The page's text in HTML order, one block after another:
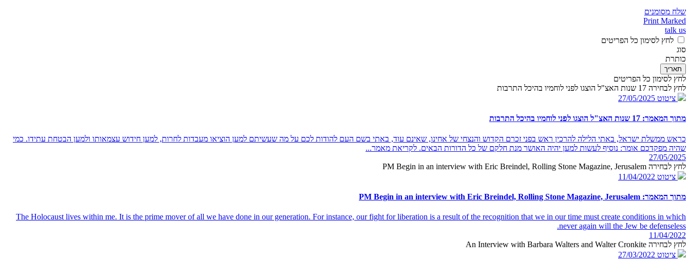
שלח מסומנים
Print Marked
talk us
לחץ לסימון כל הפריטים
סוג
כותרת
תאריך
לחץ לסימון כל הפריטים
לחץ לבחירה 17 שנות האצ"ל הוצגו לפני לוחמיו בהיכל התרבות
ציטוט 27/05/2025
מתוך המאמר: 17 שנות האצ"ל הוצגו לפני לוחמיו בהיכל התרבות
כראש ממשלת ישראל, באתי הלילה להרכין ראש בפני זכרם הקדוש והנצחי של אחינו, שאינם עוד, באתי בשם העם להודות לכם על מה שעשיתם למען הוציאו מעבדות לחרות, למען חידוש עצמאותו ולמען הבטחת עתידו. כמי
שהיה מפקדכם אומר: נוסיף לעשות למען יהיה האושר מנת חלקם של כל הדורות הבאים. לקריאת מאמר...
27/05/2025
לחץ לבחירה PM Begin in an interview with Eric Breindel, Rolling Stone Magazine, Jerusalem
ציטוט 11/04/2022
מתוך המאמר: PM Begin in an interview with Eric Breindel, Rolling Stone Magazine, Jerusalem
The Holocaust lives within me. It is the prime mover of all we have done in our generation. For instance, our fight for liberation is a result of the recognition that we in our time must create conditions in which
never again will the Jew be defenseless.
11/04/2022
לחץ לבחירה An Interview with Barbara Walters and Walter Cronkite
ציטוט 27/03/2022